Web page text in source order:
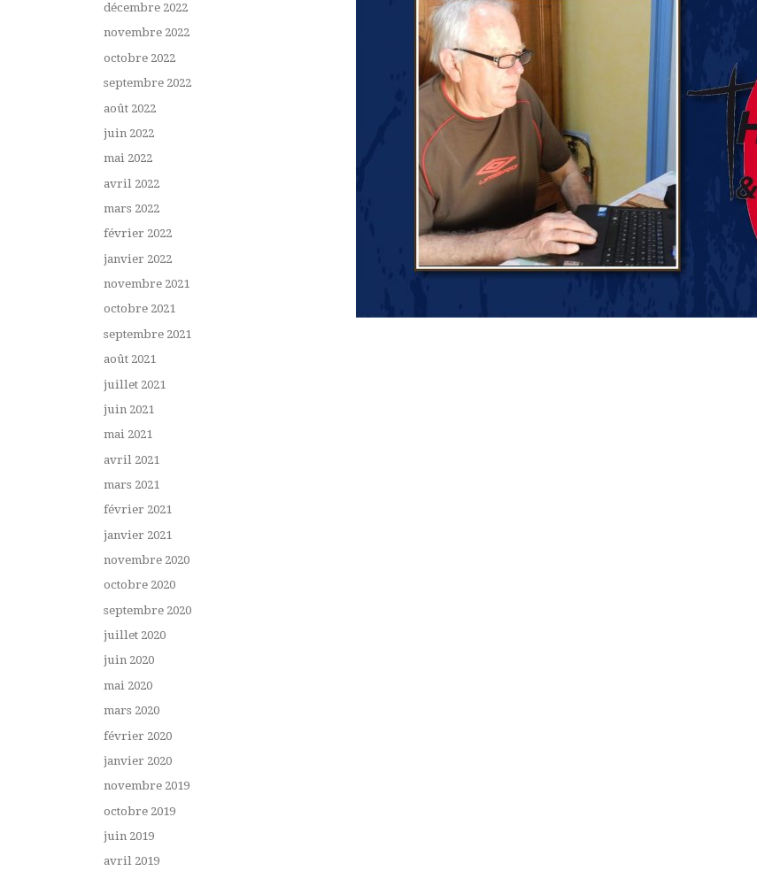
décembre 2022
novembre 2022
octobre 2022
septembre 2022
août 2022
juin 2022
mai 2022
avril 2022
mars 2022
février 2022
janvier 2022
novembre 2021
octobre 2021
septembre 2021
août 2021
juillet 2021
juin 2021
mai 2021
avril 2021
mars 2021
février 2021
janvier 2021
novembre 2020
octobre 2020
septembre 2020
juillet 2020
juin 2020
mai 2020
mars 2020
février 2020
janvier 2020
novembre 2019
octobre 2019
juin 2019
avril 2019